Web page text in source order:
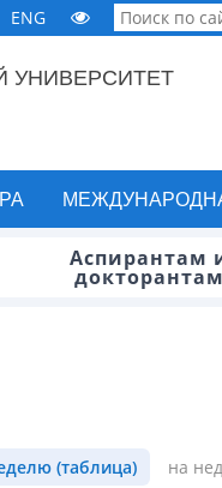
ENG
УНИВЕРСИТЕТ
Аспирантам
докторантам
(таблица) на